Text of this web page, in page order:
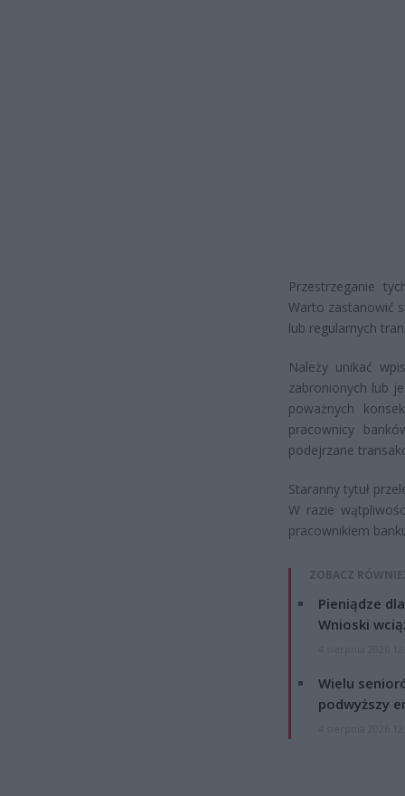
Przestrzeganie
Warto zastanowić
lub regularnych
Należy unikać
zabronionych lub
poważnych
pracownicy
podejrzane
Staranny tytuł
W razie
pracownikiem
ZOBACZ
Pieniądze
Wnioski
Wielu
podwyższy